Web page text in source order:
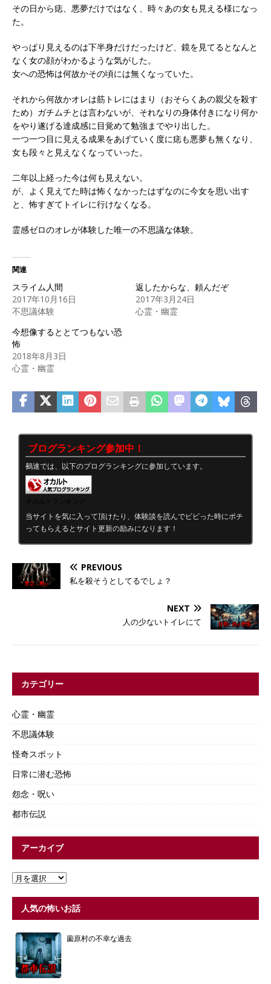
その日から痣、悪夢だけではなく、時々あの女も見える様になっ
た。
やっぱり見えるのは下半身だけだったけど、鏡を見てるとなんと
なく女の顔がわかるような気がした。
女への恐怖は何故かその頃には無くなっていた。
それから何故かオレは筋トレにはまり（おそらくあの親父を殺す
ため）ガチムチとは言わないが、それなりの身体付きになり何か
をやり遂げる達成感に目覚めて勉強までやり出した。
一つ一つ目に見える成果をあげていく度に痣も悪夢も無くなり、
女も段々と見えなくなっていった。
二年以上経った今は何も見えない。
が、よく見えてた時は怖くなかったはずなのに今女を思い出す
と、怖すぎてトイレに行けなくなる。
霊感ゼロのオレが体験した唯一の不思議な体験。
関連
スライム人間
2017年10月16日
不思議体験
返したからな、頼んだぞ
2017年3月24日
心霊・幽霊
今想像するととてつもない恐
怖
2018年8月3日
心霊・幽霊
ブログランキング参加中！
鵺速では、以下のブログランキングに参加しています。
当サイトを気に入って頂けたり、体験談を読んでビビった時にポチ
ってもらえるとサイト更新の励みになります！
PREVIOUS
私を殺そうとしてるでしょ？
NEXT
人の少ないトイレにて
カテゴリー
心霊・幽霊
不思議体験
怪奇スポット
日常に潜む恐怖
怨念・呪い
都市伝説
アーカイブ
人気の怖いお話
薗原村の不幸な過去